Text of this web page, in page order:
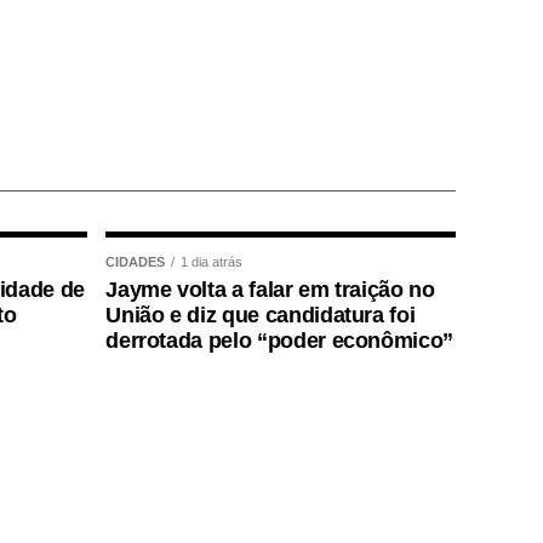
de
CIDADES 1 dia atrás
Jayme volta a falar em traição no
União e diz que candidatura foi
derrotada pelo “poder econômico”